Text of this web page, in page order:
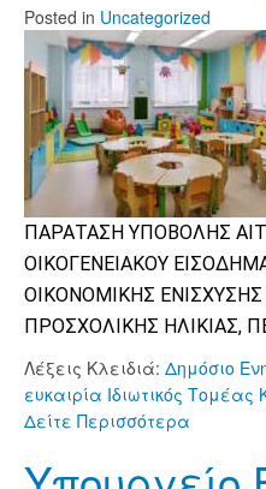
Posted in Uncategorized
ΠΑΡΑΤΑΣΗ ΥΠΟΒΟΛΗΣ
ΟΙΚΟΓΕΝΕΙΑΚΟΥ
ΟΙΚΟΝΟΜΙΚΗΣ ΕΝΙΣΧΥΣΗΣ
ΠΡΟΣΧΟΛΙΚΗΣ ΗΛΙΚΙΑΣ,
Λέξεις Κλειδιά: Δημόσιο
ευκαιρία Ιδιωτικός Τομέας
Δείτε Περισσότερα